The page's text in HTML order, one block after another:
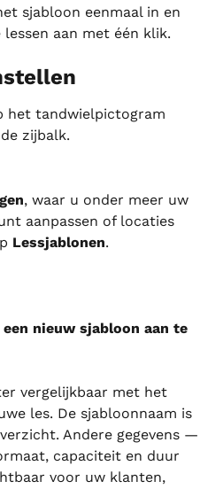
sjabloon eenmaal in en
aan met één klik.
het tandwielpictogram
zijbalk.
, waar u onder meer uw
aanpassen of locaties
Lessjablonen.
nieuw sjabloon aan te
vergelijkbaar met het
les. De sjabloonnaam is
Andere gegevens —
capaciteit en duur
voor uw klanten,